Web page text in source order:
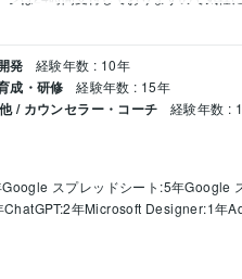
発 経験年数 : 10年
成・研修 経験年数 : 15年
/ カウンセラー・コーチ 経験年数 :
Google スプレッドシート:5年Google
ChatGPT:2年Microsoft Designer:1年
ア相談